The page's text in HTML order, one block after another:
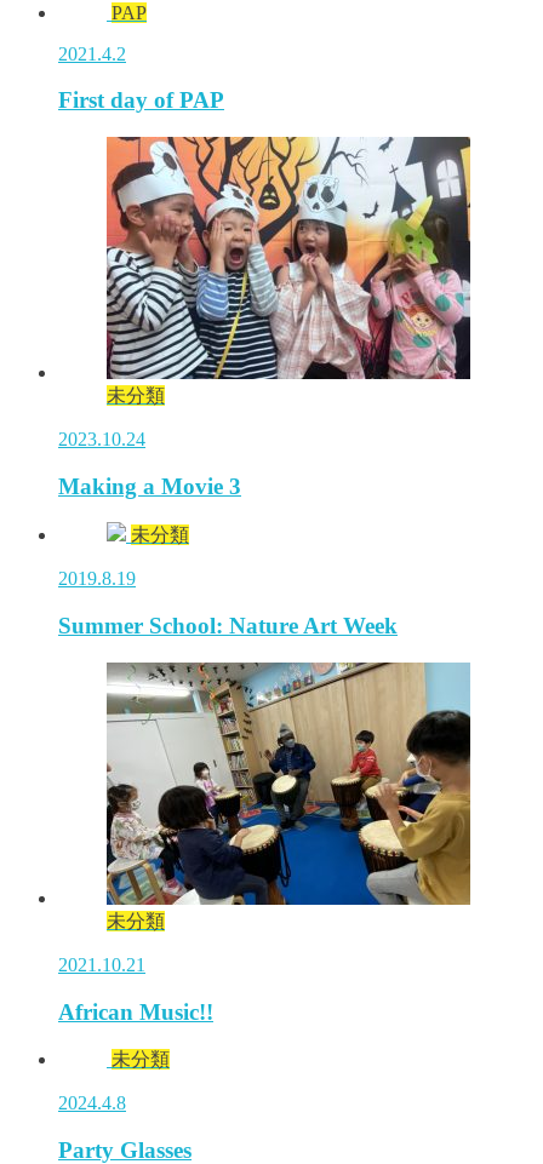
PAP
2021.4.2
First day of PAP
未分類
2023.10.24
Making a Movie 3
未分類
2019.8.19
Summer School: Nature Art Week
未分類
2021.10.21
African Music!!
未分類
2024.4.8
Party Glasses